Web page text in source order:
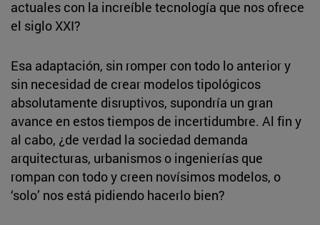
actuales con la increíble tecnología que nos ofrece
el siglo XXI?
Esa adaptación, sin romper con todo lo anterior y
sin necesidad de crear modelos tipológicos
absolutamente disruptivos, supondría un gran
avance en estos tiempos de incertidumbre. Al fin y
al cabo, ¿de verdad la sociedad demanda
arquitecturas, urbanismos o ingenierías que
rompan con todo y creen novísimos modelos, o
‘solo’ nos está pidiendo hacerlo bien?